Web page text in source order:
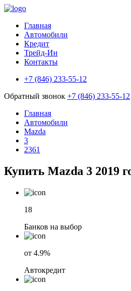
Главная
Автомобили
Кредит
Трейд-Ин
Контакты
+7 (846) 233-55-12
Обратный звонок +7 (846) 233-55-12
Главная
Автомобили
Mazda
3
2361
Купить Mazda 3 2019
18
Банков на выбор
от 4.9%
Автокредит